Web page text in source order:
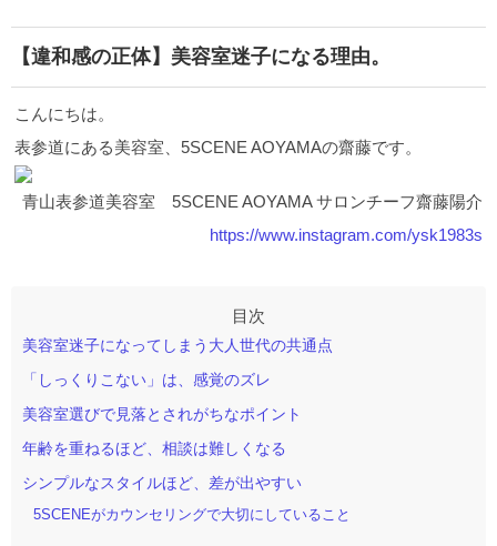
【違和感の正体】美容室迷子になる理由。
こんにちは。
表参道にある美容室、5SCENE AOYAMAの齋藤です。
青山表参道美容室 5SCENE AOYAMA サロンチーフ齋藤陽介
https://www.instagram.com/ysk1983s
美容室迷子になってしまう大人世代の共通点
「しっくりこない」は、感覚のズレ
美容室選びで見落とされがちなポイント
年齢を重ねるほど、相談は難しくなる
シンプルなスタイルほど、差が出やすい
5SCENEがカウンセリングで大切にしていること